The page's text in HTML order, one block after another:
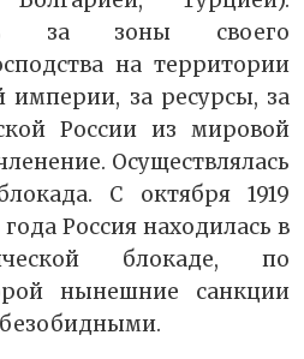
за зоны своего
на территории
империи, за ресурсы, за
России из мировой
Осуществлялась
С октября 1919
Россия находилась в
блокаде, по
нынешние санкции